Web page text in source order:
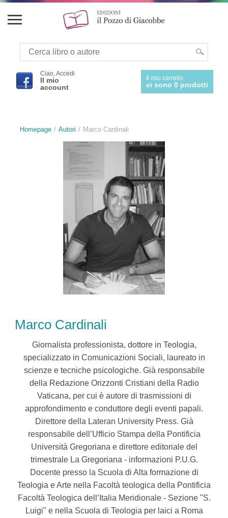
Ciao, Accedi
Il mio
account
Il mio carrello
ci sono 0 prodotti
Homepage Autori Marco Cardinali
Marco Cardinali
Giornalista professionista, dottore in Teologia,
specializzato in Comunicazioni Sociali, laureato in
scienze e tecniche psicologiche. Già responsabile
della Redazione Orizzonti Cristiani della Radio
Vaticana, per cui è autore di trasmissioni di
approfondimento e conduttore degli eventi papali.
Direttore della Lateran University Press. Già
responsabile dell’Ufficio Stampa della Pontificia
Università Gregoriana e direttore editoriale del
trimestrale La Gregoriana - informazioni P.U.G.
Docente presso la Scuola di Alta formazione di
Teologia e Arte nella Facoltà teologica della Pontificia
Facoltà Teologica dell’Italia Meridionale - Sezione "S.
Luigi" e nella Scuola di Teologia per laici a Roma